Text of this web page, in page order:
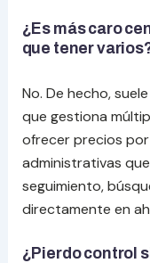
¿Es más caro
que tener
No. De hecho,
que gestiona
ofrecer precios por
administrativas
seguimiento,
directamente en
¿Pierdo control